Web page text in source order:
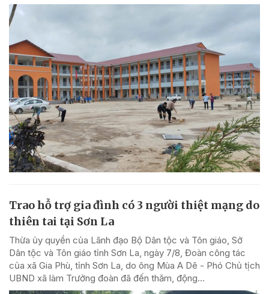
Trao hỗ trợ gia đình có 3 người thiệt mạng do
thiên tai tại Sơn La
Thừa ủy quyền của Lãnh đạo Bộ Dân tộc và Tôn giáo, Sở
Dân tộc và Tôn giáo tỉnh Sơn La, ngày 7/8, Đoàn công tác
của xã Gia Phù, tỉnh Sơn La, do ông Mùa A Dê - Phó Chủ tịch
UBND xã làm Trưởng đoàn đã đến thăm, động...